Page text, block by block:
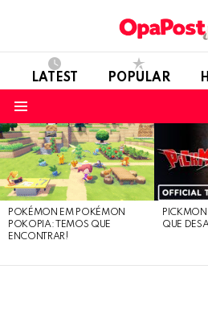
LATEST POPULAR
LATEST
STORIES
POKÉMON EM POKÉMON
POKOPIA: TEMOS QUE
ENCONTRAR!
QUE